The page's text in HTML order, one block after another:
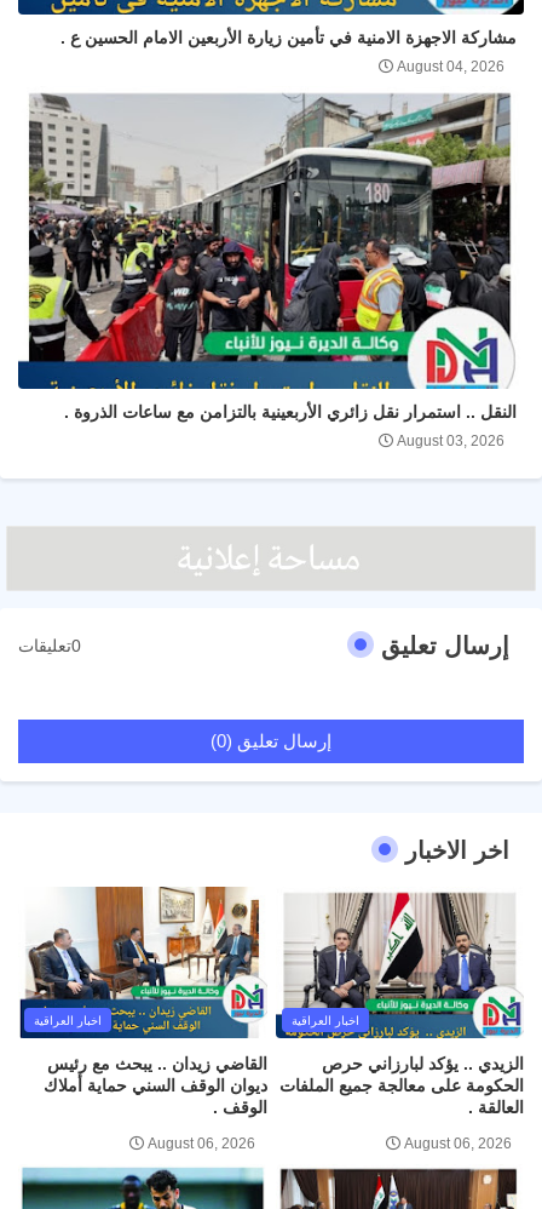
مشاركة الاجهزة الامنية في تأمين زيارة الأربعين الامام الحسين ع .
August 04, 2026
النقل .. استمرار نقل زائري الأربعينية بالتزامن مع ساعات الذروة .
August 03, 2026
إرسال تعليق 0تعليقات
إرسال تعليق (0)
اخر الاخبار
اخبار العراقية
الزيدي .. يؤكد لبارزاني حرص
الحكومة على معالجة جميع الملفات
العالقة .
August 06, 2026
اخبار العراقية
القاضي زيدان .. يبحث مع رئيس
ديوان الوقف السني حماية أملاك
الوقف .
August 06, 2026